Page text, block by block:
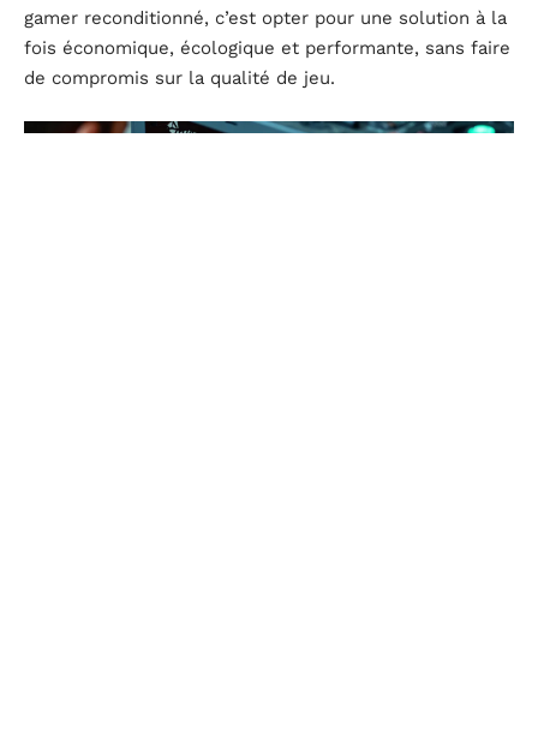
gamer reconditionné, c’est opter pour une solution à la
fois économique, écologique et performante, sans faire
de compromis sur la qualité de jeu.